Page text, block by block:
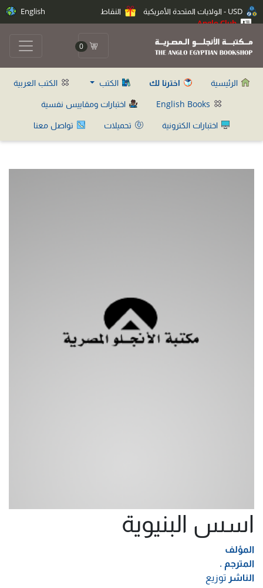
النقاط
Anglo Club
English
0
الرئيسية اخترنا لك الكتب
الكتب العربية
اختبارات ومقاييس نفسية
اختبارات الكترونية
تحميلات تواصل معنا
اسس البنيوية
المؤلف
المترجم .
الناشر توزيع